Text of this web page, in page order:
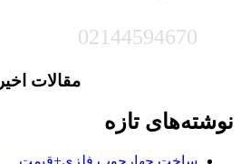
02144594670
مقالات اخیر
نوشته‌های تازه
ساخت چهارچوب فلزی+قیمت